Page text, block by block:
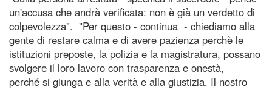
un'accusa che andrà verificata: non è già un verdetto di
colpevolezza". "Per questo - continua - chiediamo alla
gente di restare calma e di avere pazienza perchè le
istituzioni preposte, la polizia e la magistratura, possano
svolgere il loro lavoro con trasparenza e onestà,
perché si giunga e alla verità e alla giustizia. Il nostro